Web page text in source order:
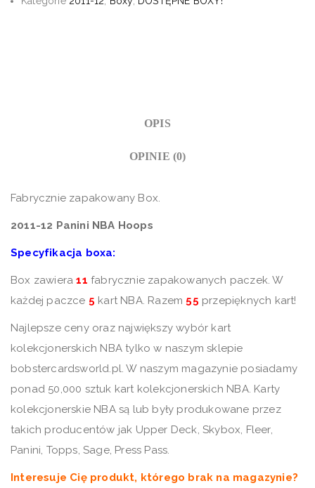
OPIS
OPINIE (0)
Fabrycznie zapakowany Box.
2011-12 Panini NBA Hoops
Specyfikacja boxa:
Box zawiera11 fabrycznie zapakowanych paczek. W
każdej paczce 5 kart NBA. Razem 55 przepięknych kart!
Najlepsze ceny oraz największy wybór kart
kolekcjonerskich NBA tylko w naszym sklepie
bobstercardsworld.pl. W naszym magazynie posiadamy
ponad 50,000 sztuk kart kolekcjonerskich NBA. Karty
kolekcjonerskie NBA są lub były produkowane przez
takich producentów jak Upper Deck, Skybox, Fleer,
Panini, Topps, Sage, Press Pass.
Interesuje Cię produkt, którego brak na magazynie?